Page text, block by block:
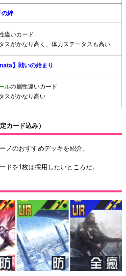
の絆
違いカード
スがかなり高く、体力ステータスも高い
】戦いの始まり
ルの属性違いカード
スがかなり高い
カード込み）
ノのおすすめデッキを紹介。
ドを1枚は採用したいところだ。